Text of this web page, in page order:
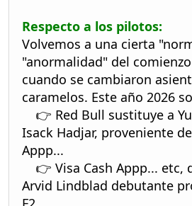
Respecto a los pilotos:
Volvemos a una cierta
"anormalidad" del
cuando se cambiaron
caramelos. Este año 2026
👉 Red Bull sustituye a
Isack Hadjar, proveniente
Appp...
👉 Visa Cash Appp... etc,
Arvid Lindblad debutante